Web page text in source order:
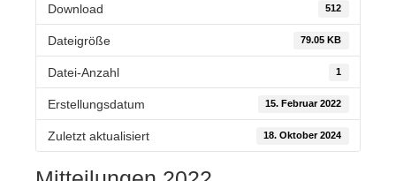
Download 512
Dateigröße 79.05 KB
Datei-Anzahl 1
Erstellungsdatum 15. Februar 2022
Zuletzt aktualisiert 18. Oktober 2024